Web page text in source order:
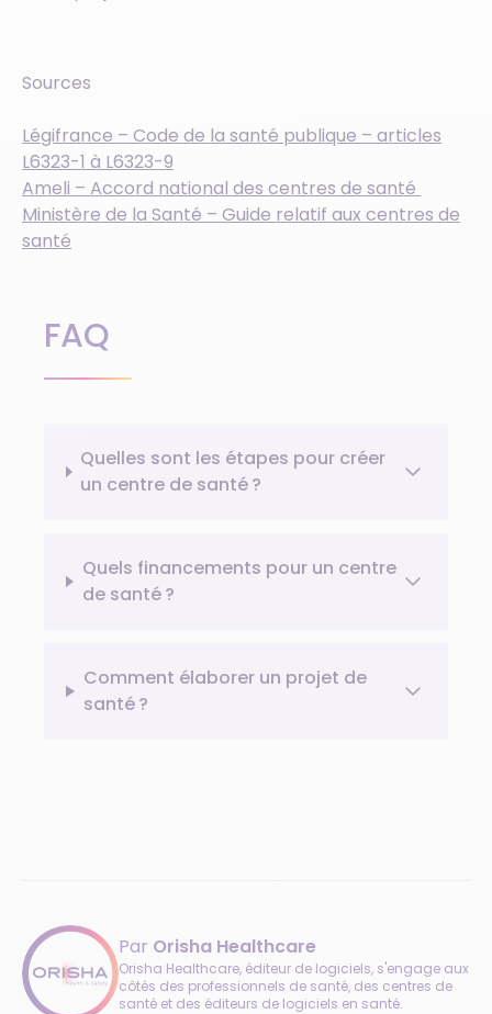
Sources
Légifrance – Code de la santé publique – articles
L6323-1 à L6323-9
Ameli – Accord national des centres de santé
Ministère de la Santé – Guide relatif aux centres de
santé
FAQ
Quelles sont les étapes pour créer
un centre de santé ?
Quels financements pour un centre
de santé ?
Comment élaborer un projet de
santé ?
Par Orisha Healthcare
Orisha Healthcare, éditeur de logiciels, s'engage aux
côtés des professionnels de santé, des centres de
santé et des éditeurs de logiciels en santé.